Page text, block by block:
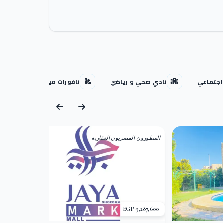
نادي صحي و رياضي نافورات مياه
المطورون المصريون العقارية
9,287,600 EGP